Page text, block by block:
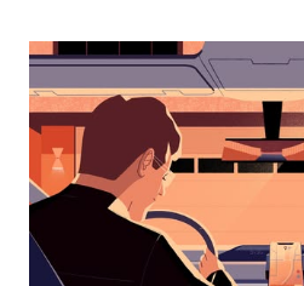
bas
interagir
avec
calendrier
et
sélectionner
une
date.
Appuyez